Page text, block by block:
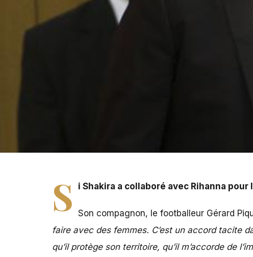
S i Shakira a collaboré avec Rihanna pour
Son compagnon, le footballeur Gérard
faire avec des femmes. C’est un accord tacite
qu’il protège son territoire, qu’il m’accorde de